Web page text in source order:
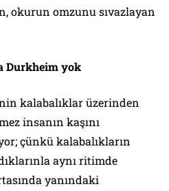
okurun omzunu sıvazlayan
Durkheim yok
kalabalıklar üzerinden
insanın kaşını
çünkü kalabalıkların
aynı ritimde
yanındaki